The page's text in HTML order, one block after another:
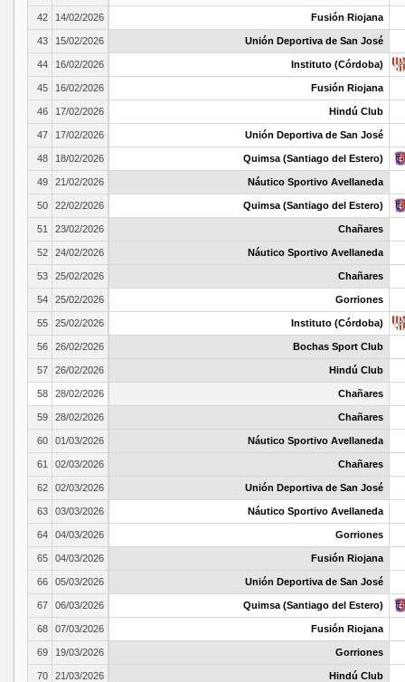
42 14/02/2026 Fusión Riojana
43 15/02/2026 Unión Deportiva de San José
44 16/02/2026 Instituto (Córdoba)
45 16/02/2026 Fusión Riojana
46 17/02/2026 Hindú Club
47 17/02/2026 Unión Deportiva de San José
48 18/02/2026 Quimsa (Santiago del Estero)
49 21/02/2026 Náutico Sportivo Avellaneda
50 22/02/2026 Quimsa (Santiago del Estero)
51 23/02/2026 Chañares
52 24/02/2026 Náutico Sportivo Avellaneda
53 25/02/2026 Chañares
54 25/02/2026 Gorriones
55 25/02/2026 Instituto (Córdoba)
56 26/02/2026 Bochas Sport Club
57 26/02/2026 Hindú Club
58 28/02/2026 Chañares
59 28/02/2026 Chañares
60 01/03/2026 Náutico Sportivo Avellaneda
61 02/03/2026 Chañares
62 02/03/2026 Unión Deportiva de San José
63 03/03/2026 Náutico Sportivo Avellaneda
64 04/03/2026 Gorriones
65 04/03/2026 Fusión Riojana
66 05/03/2026 Unión Deportiva de San José
67 06/03/2026 Quimsa (Santiago del Estero)
68 07/03/2026 Fusión Riojana
69 19/03/2026 Gorriones
70 21/03/2026 Hindú Club